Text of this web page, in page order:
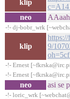
klip
neo
-!- dj-bobr_wrk
klip
9/
-!- Ernest
-!- Ernest
neo asi se
-!- loric_wrk